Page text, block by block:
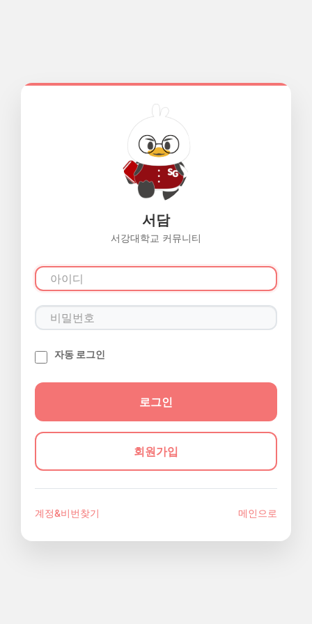
서담
서강대학교 커뮤니티
자동 로그인
회원가입
계정&비번찾기 메인으로